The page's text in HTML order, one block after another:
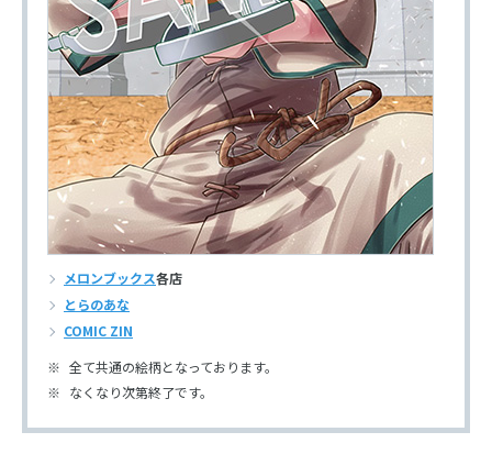
メロンブックス各店
とらのあな
COMIC ZIN
全て共通の絵柄となっております。
なくなり次第終了です。